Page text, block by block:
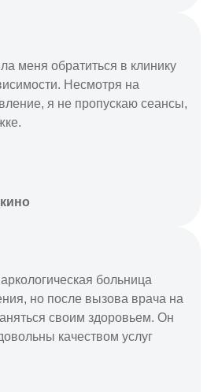
меня обратиться в клинику
Несмотря на
я не пропускаю сеансы,
больница
но после вызова врача на
своим здоровьем. Он
качеством услуг